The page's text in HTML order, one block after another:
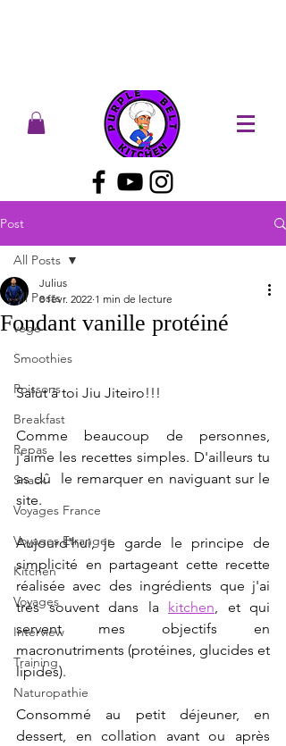
Post
All Posts
végé
Smoothies
Poissons
Breakfast
Repas
Snack
Voyages France
Voyages Etranger
Kitchen
Voyages
Interview
Training
Naturopathie
All Posts
Fondant vanille protéiné
Julius
8 févr. 2022 1 min de lecture
Salut à toi Jiu Jiteiro!!!
Comme beaucoup de personnes,
j'aime les recettes simples. D'ailleurs tu
as dû  le remarquer en naviguant sur le
site.
Aujourd'hui, je garde le principe de
simplicité en partageant cette recette
réalisée avec des ingrédients que j'ai
très souvent dans la kitchen, et qui
servent mes objectifs en
macronutriments (protéines, glucides et
lipides).
Consommé au petit déjeuner, en
dessert, en collation avant ou après